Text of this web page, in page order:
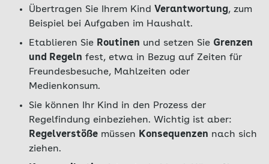
Übertragen Sie Ihrem Kind Verantwortung, zum
Beispiel bei Aufgaben im Haushalt.
Etablieren Sie Routinen und setzen Sie Grenzen
und Regeln fest, etwa in Bezug auf Zeiten für
Freundesbesuche, Mahlzeiten oder
Medienkonsum.
Sie können Ihr Kind in den Prozess der
Regelfindung einbeziehen. Wichtig ist aber:
Regelverstöße müssen Konsequenzen nach sich
ziehen.